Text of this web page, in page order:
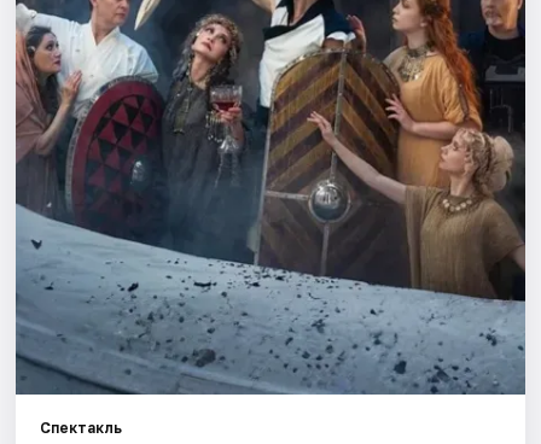
Города
Площадки
Артисты
Рейтинги
Спектакль